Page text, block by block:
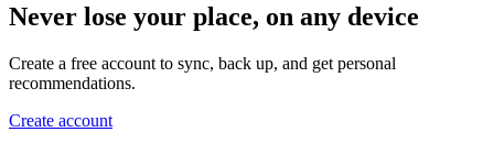
Never lose your place, on any device
Create a free account to sync, back up, and get personal
recommendations.
Create account